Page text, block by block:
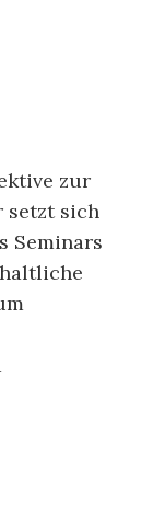
zur
setzt sich
Seminars